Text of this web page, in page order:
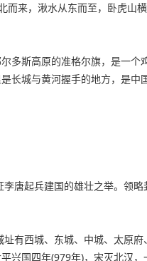
来，湫水从东而至，卧虎山
斯高原的准格尔旗，是一个
城与黄河握手的地方，是
唐起兵建国的雄壮之举。领
有西城、东城、中城、太原
国四年(979年)，宋灭北汉，